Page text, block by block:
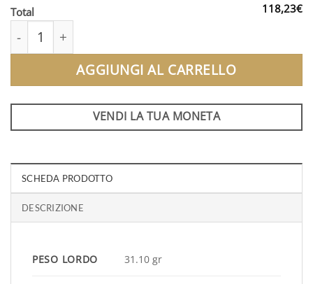
Total
118,23€
Canguro Argento 2026 FDC | 1 Oz quantità
AGGIUNGI AL CARRELLO
VENDI LA TUA MONETA
SCHEDA PRODOTTO
DESCRIZIONE
PESO LORDO 31.10 gr